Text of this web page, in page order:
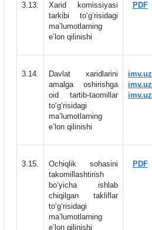
3.13.
Xarid komissiyasi
tarkibi to‘g‘risidagi
maʼlumotlarning
eʼlon qilinishi
PDF
3.14.
Davlat xaridlarini
amalga oshirishga
oid tartib-taomillar
to‘g‘risidagi
maʼlumotlarning
eʼlon qilinishi
imv.uz
imv.uz
imv.uz
3.15.
Ochiqlik sohasini
takomillashtirish
bo‘yicha ishlab
chiqilgan takliflar
to‘g‘risidagi
maʼlumotlarning
eʼlon qilinishi
PDF